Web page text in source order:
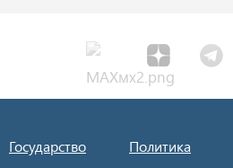
Государство Политика